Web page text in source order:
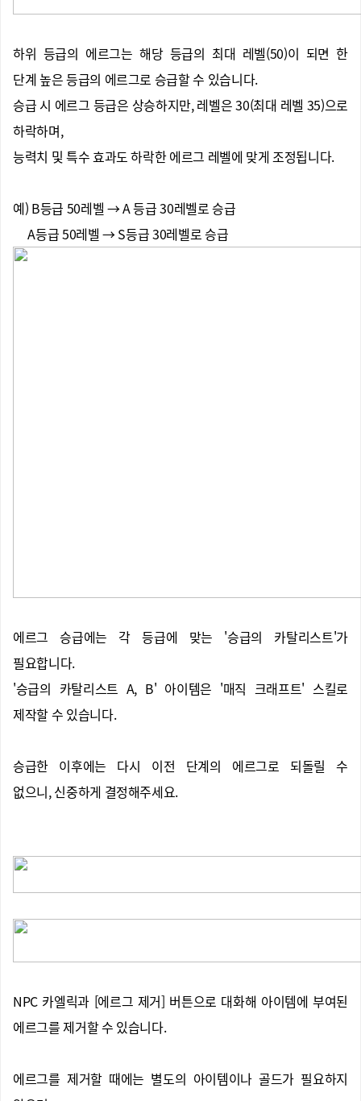
하위 등급의 에르그는 해당 등급의 최대 레벨(50)이 되면 한
단계 높은 등급의 에르그로 승급할 수 있습니다.
승급 시 에르그 등급은 상승하지만, 레벨은 30(최대 레벨 35)으로
하락하며,
능력치 및 특수 효과도 하락한 에르그 레벨에 맞게 조정됩니다.
예) B등급 50레벨 → A 등급 30레벨로 승급
A등급 50레벨 → S등급 30레벨로 승급
에르그 승급에는 각 등급에 맞는 '승급의 카탈리스트'가
필요합니다.
'승급의 카탈리스트 A, B' 아이템은 '매직 크래프트' 스킬로
제작할 수 있습니다.
승급한 이후에는 다시 이전 단계의 에르그로 되돌릴 수
없으니, 신중하게 결정해주세요.
NPC 카엘릭과 [에르그 제거] 버튼으로 대화해 아이템에 부여된
에르그를 제거할 수 있습니다.
에르그를 제거할 때에는 별도의 아이템이나 골드가 필요하지